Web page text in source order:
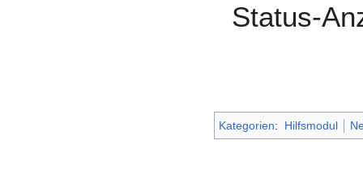
Status-
Kategorien: Hilfsmodul